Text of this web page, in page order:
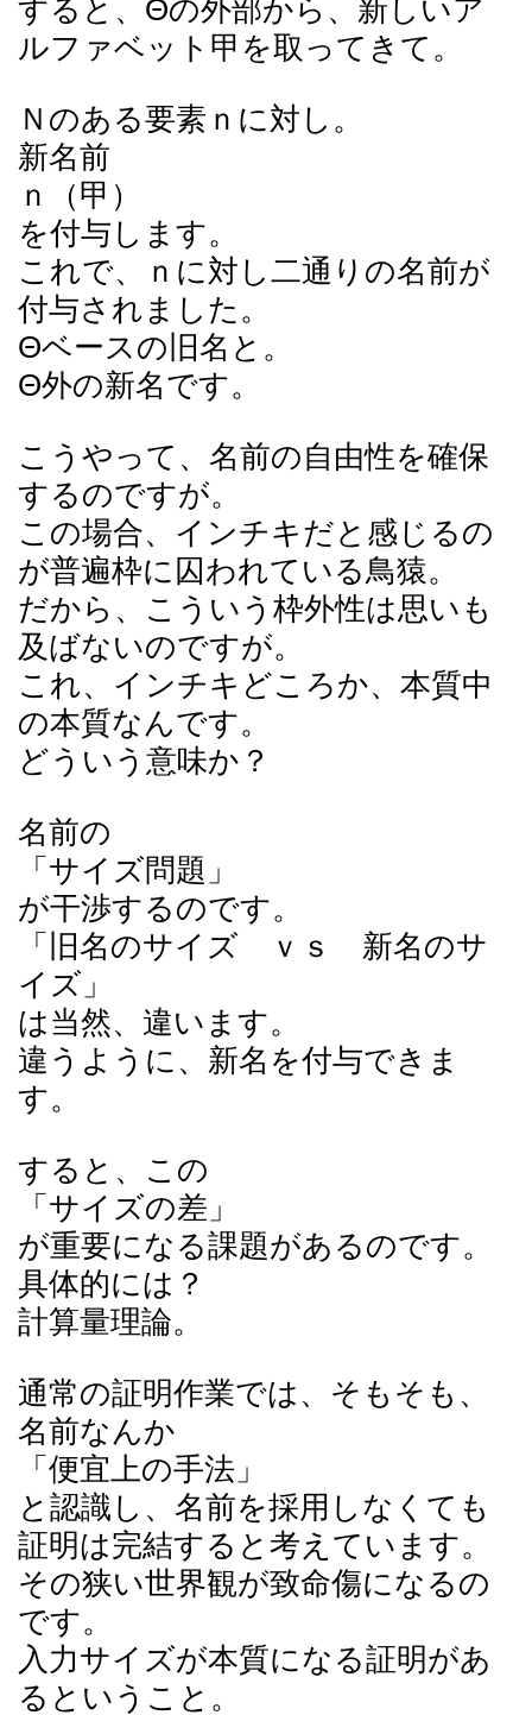
すると、Θの外部から、新しいア
ルファベット甲を取ってきて。
Ｎのある要素ｎに対し。
新名前
ｎ（甲）
を付与します。
これで、ｎに対し二通りの名前が
付与されました。
Θベースの旧名と。
Θ外の新名です。
こうやって、名前の自由性を確保
するのですが。
この場合、インチキだと感じるの
が普遍枠に囚われている鳥猿。
だから、こういう枠外性は思いも
及ばないのですが。
これ、インチキどころか、本質中
の本質なんです。
どういう意味か？
名前の
「サイズ問題」
が干渉するのです。
「旧名のサイズ ｖｓ 新名のサ
イズ」
は当然、違います。
違うように、新名を付与できま
す。
すると、この
「サイズの差」
が重要になる課題があるのです。
具体的には？
計算量理論。
通常の証明作業では、そもそも、
名前なんか
「便宜上の手法」
と認識し、名前を採用しなくても
証明は完結すると考えています。
その狭い世界観が致命傷になるの
です。
入力サイズが本質になる証明があ
るということ。